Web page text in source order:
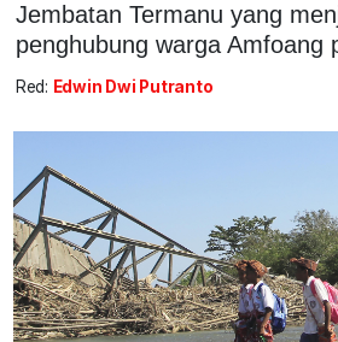
Jembatan Termanu yang
penghubung warga Amfoang
Red: Edwin Dwi Putranto